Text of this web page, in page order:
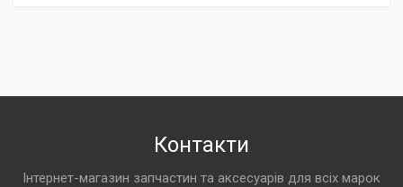
Контакти
Інтернет-магазин запчастин та аксесуарів для всіх марок